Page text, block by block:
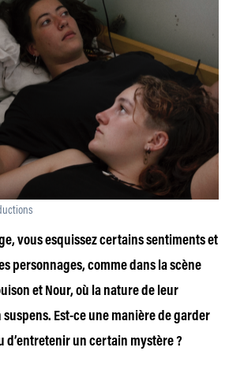
vous esquissez certains sentiments et
personnages, comme dans la scène
et Nour, où la nature de leur
Est-ce une manière de garder
d’entretenir un certain mystère ?